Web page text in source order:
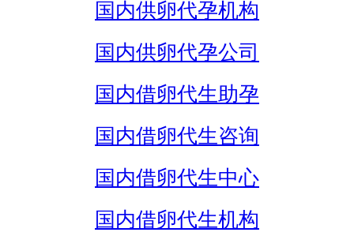
国内供卵代孕机构
国内供卵代孕公司
国内借卵代生助孕
国内借卵代生咨询
国内借卵代生中心
国内借卵代生机构